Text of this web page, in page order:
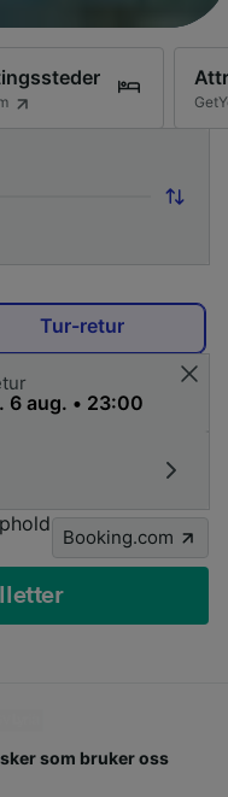
Tur-retur
Booking.com
som bruker oss